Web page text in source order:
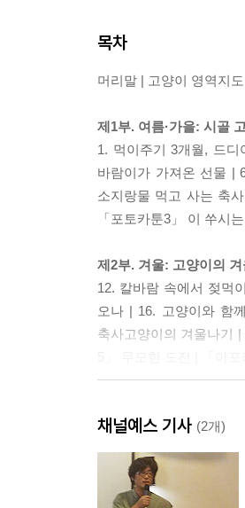
목차
머리말 | 고양이 영역지
제1부. 여름·가을: 시골
1. 먹이주기 3개월, 드
바람이가 가져온 선물 |
소지랑물 먹고 사는 축
「포토카툰3」 이 쑤시
제2부. 겨울: 고양이의 겨
12. 칼바람 속에서 젖먹
오나 | 16. 고양이와 함
축사고양이의 겨울나기
24. 고양이 보초 서는
꽃다지밭 산책하는 낭만
33. 길고양이 보살피는
고양이의 로맨틱 꽃밭
채널예스 기사 (2개)